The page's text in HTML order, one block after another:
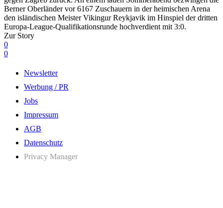
Berner Oberländer vor 6167 Zuschauern in der heimischen Arena
den isländischen Meister Vikingur Reykjavik im Hinspiel der dritten
Europa-League-Qualifikationsrunde hochverdient mit 3:0.
Zur Story
0
0
Newsletter
Werbung / PR
Jobs
Impressum
AGB
Datenschutz
Privacy Manager